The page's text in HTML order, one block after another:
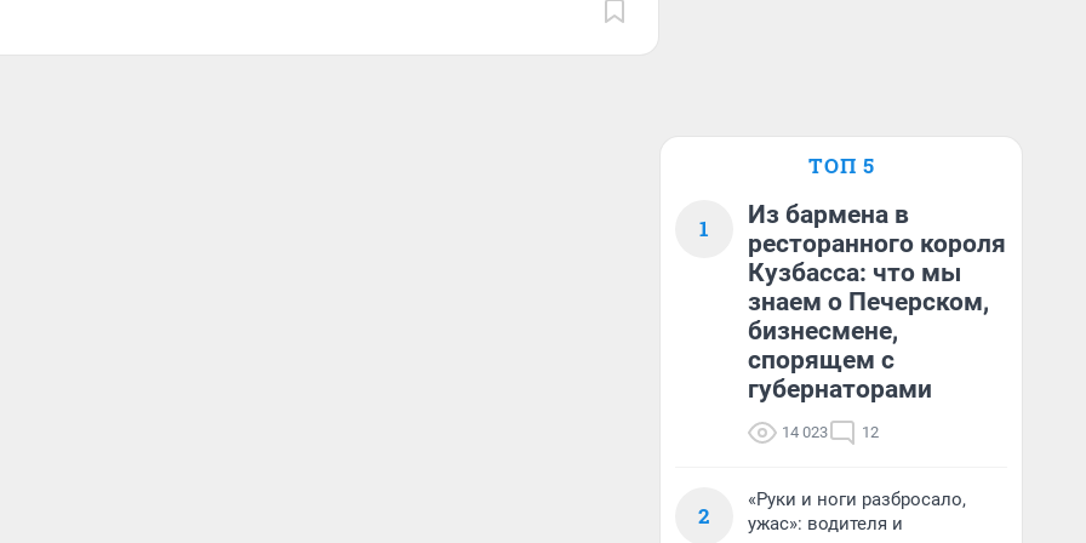
ТОП 5
1
Из бармена в
ресторанного короля
Кузбасса: что мы
знаем о Печерском,
бизнесмене,
спорящем с
губернаторами
14 023 12
2
«Руки и ноги разбросало,
ужас»: водителя и